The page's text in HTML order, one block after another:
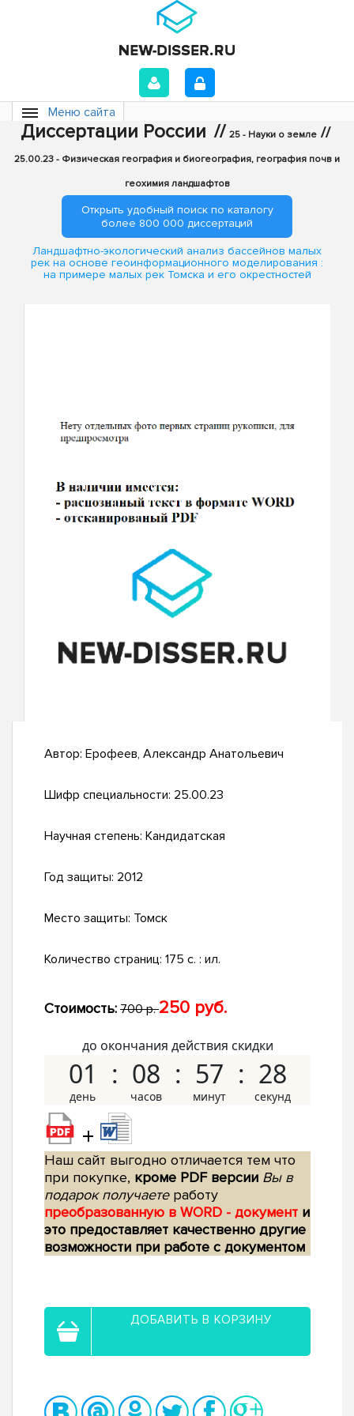
Меню сайта
Диссертации России // 25 - Науки о земле //
25.00.23 - Физическая география и биогеография, география почв и
геохимия ландшафтов
Открыть удобный поиск по каталогу
более 800 000 диссертаций
Ландшафтно-экологический анализ бассейнов малых
рек на основе геоинформационного моделирования :
на примере малых рек Томска и его окрестностей
Автор: Ерофеев, Александр Анатольевич
Шифр специальности: 25.00.23
Научная степень: Кандидатская
Год защиты: 2012
Место защиты: Томск
Количество страниц: 175 с. : ил.
Стоимость: 700 р.250 руб.
до окончания действия скидки
01 08 57 27
+
Наш сайт выгодно отличается тем что
при покупке, кроме PDF версии Вы в
подарок получаетеработу
преобразованную в WORD - документ и
это предоставляет качественно другие
возможности при работе с документом
ДОБАВИТЬ В КОРЗИНУ